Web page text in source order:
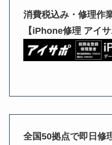
消費税込み・修理作
【iPhone修理 アイサ
全国50拠点で即日修